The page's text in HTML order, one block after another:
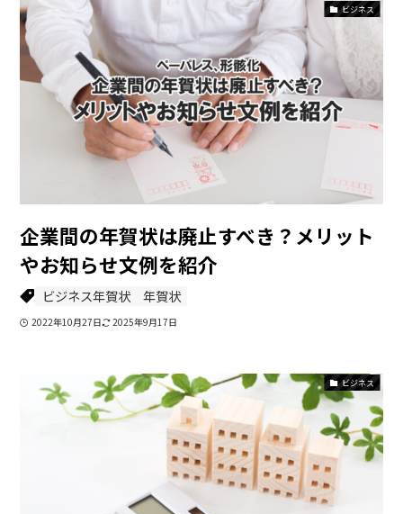
ビジネス
企業間の年賀状は廃止すべき？メリット
やお知らせ文例を紹介
ビジネス年賀状 年賀状
2022年10月27日 2025年9月17日
ビジネス